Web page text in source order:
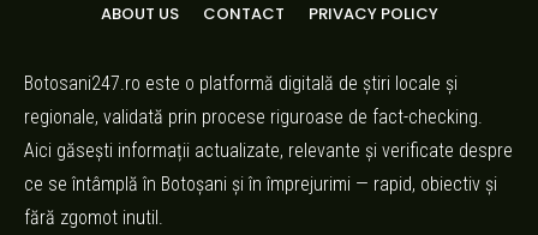
ABOUT US CONTACT PRIVACY POLICY
Botosani247.ro este o platformă digitală de știri locale și
regionale, validată prin procese riguroase de fact-checking.
Aici găsești informații actualizate, relevante și verificate despre
ce se întâmplă în Botoșani și în împrejurimi — rapid, obiectiv și
fără zgomot inutil.